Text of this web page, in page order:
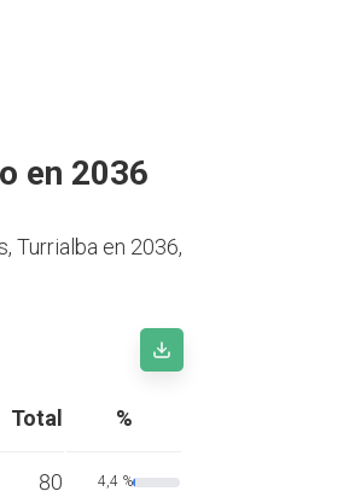
en 2036
Turrialba en 2036,
Total %
80 4,4 %